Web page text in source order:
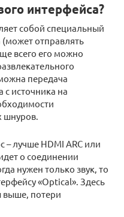
интерфейса?
собой специальный
(может отправлять
всего его можно
передача
с источника на
– лучше HDMI ARC или
о соединении
нужен только звук, то
«Optical». Здесь
выше, потери